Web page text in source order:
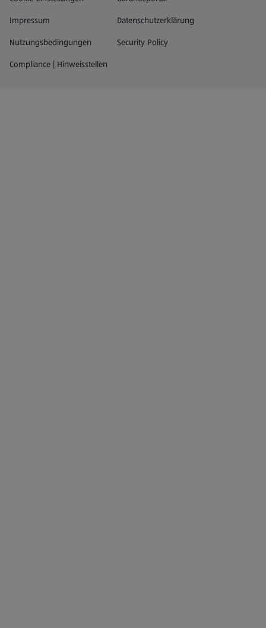
Impressum
Datenschutzerklärung
Nutzungsbedingungen
Security Policy
Compliance | Hinweisstellen